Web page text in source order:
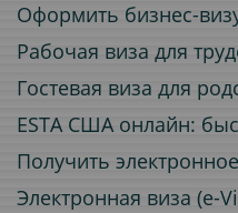
Оформить бизнес-
Рабочая виза для
Гостевая виза для
ESTA США онлайн:
Получить
Электронная виза (e-